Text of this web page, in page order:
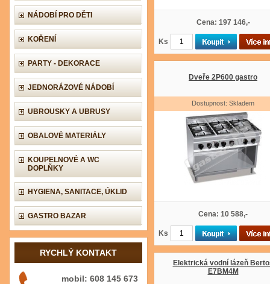
NÁDOBÍ PRO DĚTI
KOŘENÍ
PARTY - DEKORACE
JEDNORÁZOVÉ NÁDOBÍ
UBROUSKY A UBRUSY
OBALOVÉ MATERIÁLY
KOUPELNOVÉ A WC
DOPLŇKY
HYGIENA, SANITACE, ÚKLID
GASTRO BAZAR
RYCHLÝ KONTAKT
mobil: 608 145 673
Cena: 197 146,-
Ks
Dveře 2P600 gastro
Dostupnost: Skladem
Cena: 10 588,-
Ks
Elektrická vodní lázeň
E7BM4M